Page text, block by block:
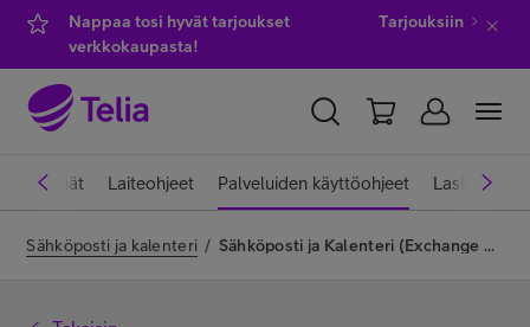
Nappaa tosi hyvät tarjoukset
verkkokaupasta!
Tarjouksiin
YKSITYISILLE YRITYKSILLE WHOLESALE
Laiteohjeet Palveluiden käyttöohjeet Laskut ja
Sähköposti ja kalenteri / Sähköposti ja Kalenteri (Exchange 2016) käyttöohjeet